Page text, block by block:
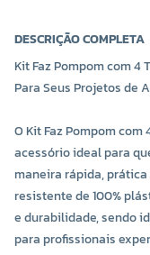
DESCRIÇÃO COMPLETA
Kit Faz Pompom com 4
Para Seus Projetos de
O Kit Faz Pompom
acessório ideal para
maneira rápida,
resistente de 100%
e durabilidade, sendo
para profissionais